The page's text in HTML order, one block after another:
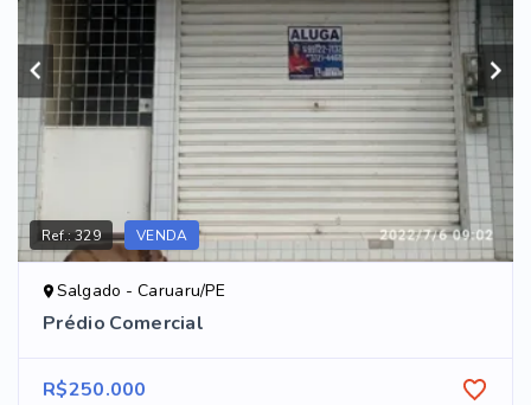
Ref.:329 VENDA
Salgado - Caruaru/PE
Prédio Comercial
R$250.000